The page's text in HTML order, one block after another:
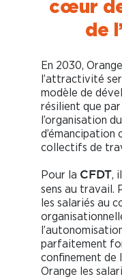
cœur
de
En 2030,
l’attractivité
modèle de
résilient que
l’organisation
d’émancipation
collectifs de
Pour la CFDT ,
sens au travail.
les salariés au
parfaitement
confinement de
Orange les